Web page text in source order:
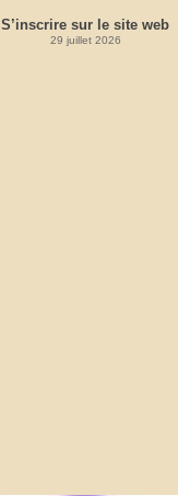
S’inscrire sur le site web
29 juillet 2026